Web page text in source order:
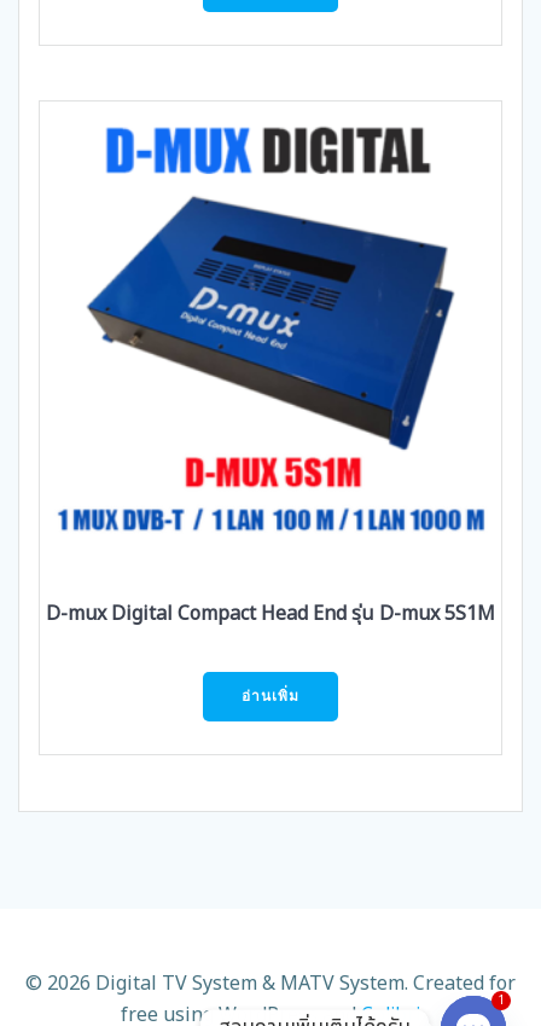
D-mux Digital Compact Head End รุ่น D-mux 5S1M
อ่านเพิ่ม
© 2026 Digital TV System & MATV System. Created for
free using WordPress andColibri
1